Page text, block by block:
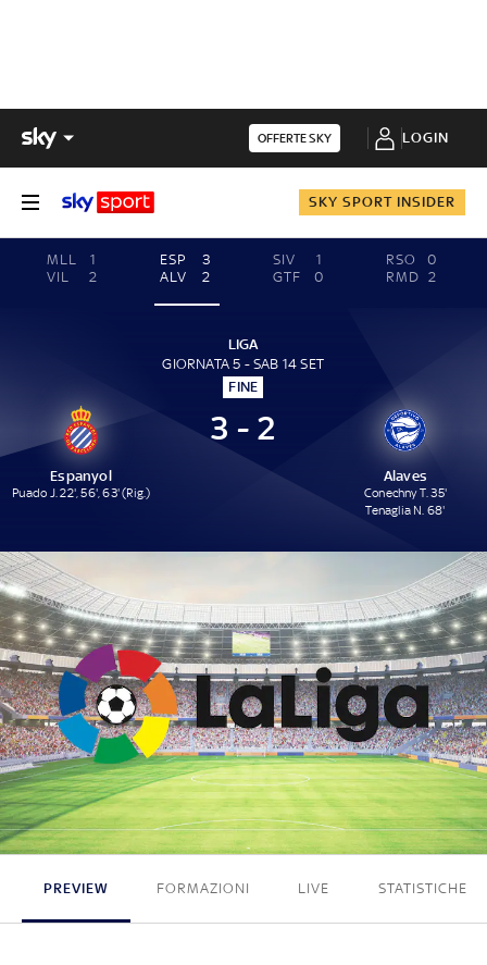
OFFERTE SKY LOGIN
SKY SPORT INSIDER
MLL
1
VIL
2
ESP
3
ALV
2
SIV
1
GTF
0
RSO
0
RMD 2
LIGA
GIORNATA 5 - SAB 14 SET
FINE
Espanyol
Puado J. 22', 56', 63' (Rig.)
3 - 2
Alaves
Conechny T. 35'
Tenaglia N. 68'
3 - 2
PREVIEW FORMAZIONI LIVE STATISTICHE